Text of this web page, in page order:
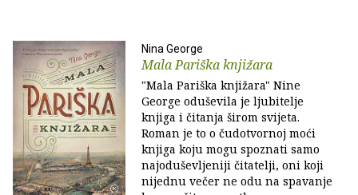
Nina George
Mala Pariška knjižara
"Mala Pariška knjižara" Nine
George oduševila je ljubitelje
knjiga i čitanja širom svijeta.
Roman je to o čudotvornoj moći
knjiga koju mogu spoznati samo
najoduševljeniji čitatelji, oni koji
nijednu večer ne odu na spavanje